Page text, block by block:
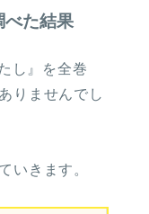
べた結果
し』を全巻
りませんでし
いきます。